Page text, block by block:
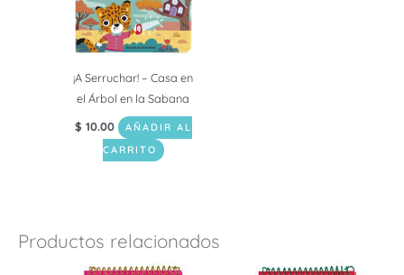
¡A Serruchar! – Casa en
el Árbol en la Sabana
$ 10.00
AÑADIR AL
CARRITO
Productos relacionados